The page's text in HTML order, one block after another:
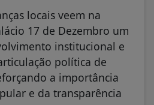
locais veem na
17 de Dezembro um
institucional e
política de
a importância
e da transparência